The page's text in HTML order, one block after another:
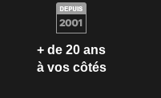
+ de 20 ans
à vos côtés